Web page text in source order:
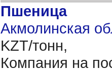
Пшеница
Акмолинская
KZT/тонн,
Компания на